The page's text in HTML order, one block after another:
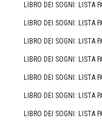
LIBRO DEI SOGNI: LISTA
LIBRO DEI SOGNI: LISTA
LIBRO DEI SOGNI: LISTA
LIBRO DEI SOGNI: LISTA
LIBRO DEI SOGNI: LISTA
LIBRO DEI SOGNI: LISTA
LIBRO DEI SOGNI: LISTA